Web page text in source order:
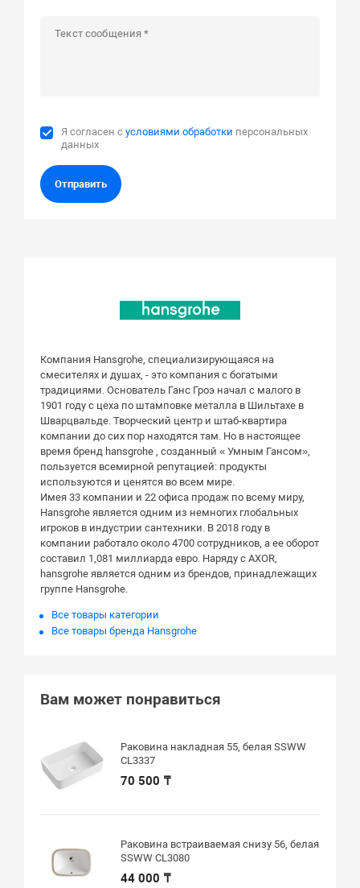
Я согласен сусловиями обработки персональных
данных
Отправить
Компания Hansgrohe, специализирующаяся на
смесителях и душах, - это компания с богатыми
традициями. Основатель Ганс Гроэ начал с малого в
1901 году с цеха по штамповке металла в Шильтахе в
Шварцвальде. Творческий центр и штаб-квартира
компании до сих пор находятся там. Но в настоящее
время бренд hansgrohe , созданный « Умным Гансом»,
пользуется всемирной репутацией: продукты
используются и ценятся во всем мире.
Имея 33 компании и 22 офиса продаж по всему миру,
Hansgrohe является одним из немногих глобальных
игроков в индустрии сантехники. В 2018 году в
компании работало около 4700 сотрудников, а ее оборот
составил 1,081 миллиарда евро. Наряду с AXOR,
hansgrohe является одним из брендов, принадлежащих
группе Hansgrohe.
Все товары категории
Все товары бренда Hansgrohe
Вам может понравиться
Раковина накладная 55, белая SSWW
CL3337
70 500 ₸
Раковина встраиваемая снизу 56, белая
SSWW CL3080
44 000 ₸